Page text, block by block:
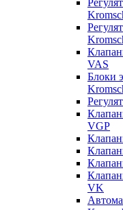
VAS
Блоки
VGP
VK